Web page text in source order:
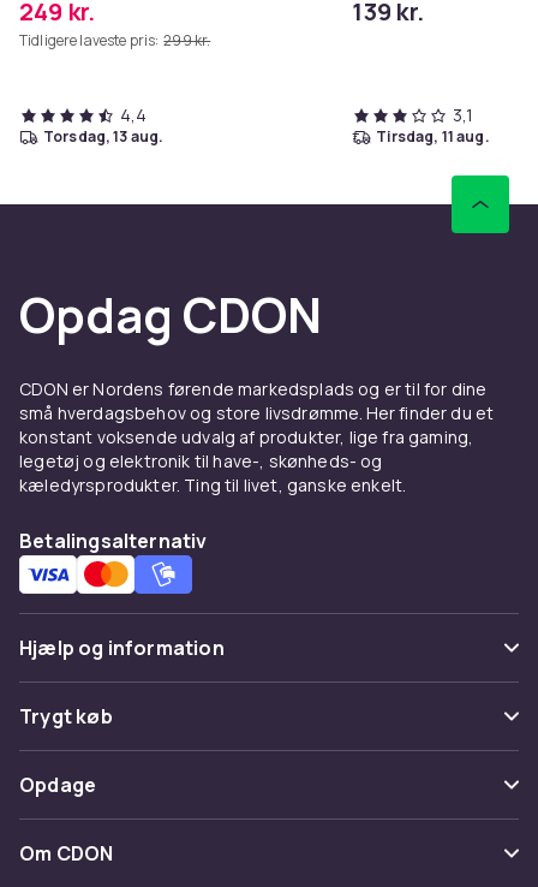
249 kr.
Tidligere laveste pris: 299 kr.
4,4
torsdag, 13 aug.
139 kr.
3,1
tirsdag, 11 aug.
Opdag CDON
CDON er Nordens førende markedsplads og er til for dine
små hverdagsbehov og store livsdrømme. Her finder du et
konstant voksende udvalg af produkter, lige fra gaming,
legetøj og elektronik til have-, skønheds- og
kæledyrsprodukter. Ting til livet, ganske enkelt.
Betalingsalternativ
Hjælp og information
Ofte stillede spørgsmål
Spor pakke
Fortryd & returner her
Kontakt os
Trygt køb
Betaling
Levering
Opdage
Kategorier
Om CDON